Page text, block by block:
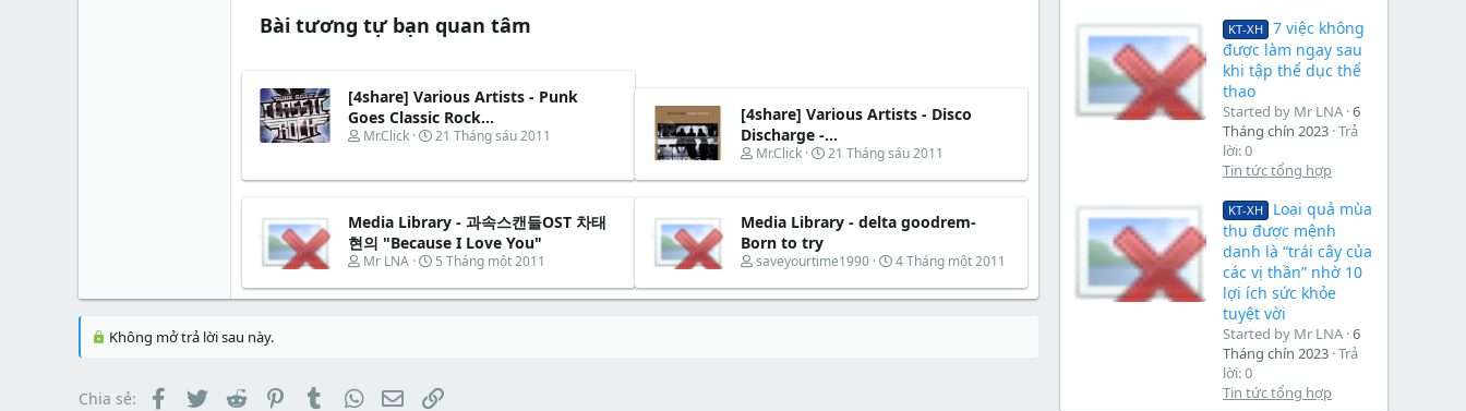
Bài tương tự bạn quan tâm
[4share] Various Artists - Punk
Goes Classic Rock...
T
e
d
s
t
r
Mr.Click
N
y
ắ
t
đ
u
21 Tháng sáu 2011
[4share] Various Artists - Disco
Discharge -...
T
r
a
d
s
a
Mr.Click
N
à
b
t
ầ
21 Tháng sáu 2011
Media Library - 과속스캔들OST 차태
현의 "Because I Love You"
T
r
a
Mr LNA
N
à
ầ
5 Tháng một 2011
Media Library - delta goodrem-
Born to try
T
r
saveyourtime1990
N
à
4 Tháng một 2011
Không mở trả lời sau này.
Chia sẻ: Facebook
TwitterReddit PinterestTumblrWhatsApp
EmailLink
KT-XH
7 việc không
được làm ngay sau
khi tập thể dục thể
thao
Started by Mr LNA 6
Tháng chín 2023 Trả
lời: 0
Tin tức tổng hợp
KT-XH
Loại quả mùa
thu được mệnh
danh là “trái cây của
các vị thần” nhờ 10
lợi ích sức khỏe
tuyệt vời
Started by Mr LNA 6
Tháng chín 2023 Trả
lời: 0
Tin tức tổng hợp